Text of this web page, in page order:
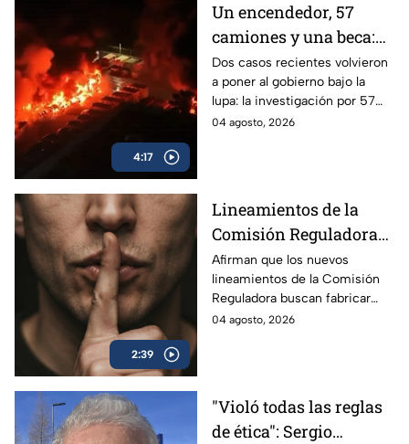
crimen organizado.
4:17
Un encendedor, 57
camiones y una beca:
las polémicas que
persiguen al gobierno
Dos casos recientes volvieron
a poner al gobierno bajo la
lupa: la investigación por 57
camiones incendiados y la
04 agosto, 2026
2:39
Lineamientos de la
Comisión Reguladora
buscan silenciar a TV
Azteca
Afirman que los nuevos
lineamientos de la Comisión
Reguladora buscan fabricar
autocensura y controlar los
04 agosto, 2026
"Violó todas las reglas
de ética": Sergio